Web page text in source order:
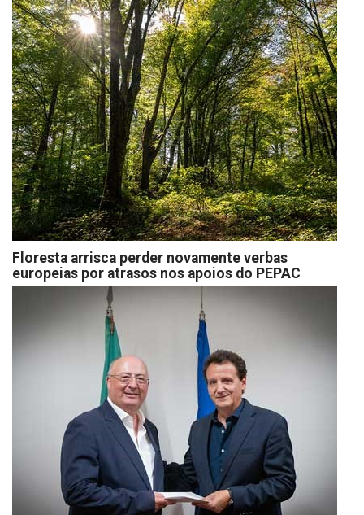
Floresta arrisca perder novamente verbas
europeias por atrasos nos apoios do PEPAC